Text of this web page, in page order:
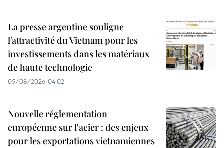
La presse argentine souligne
l’attractivité du Vietnam pour les
investissements dans les matériaux
de haute technologie
05/08/2026 04:02
Nouvelle réglementation
européenne sur l'acier : des enjeux
pour les exportations vietnamiennes